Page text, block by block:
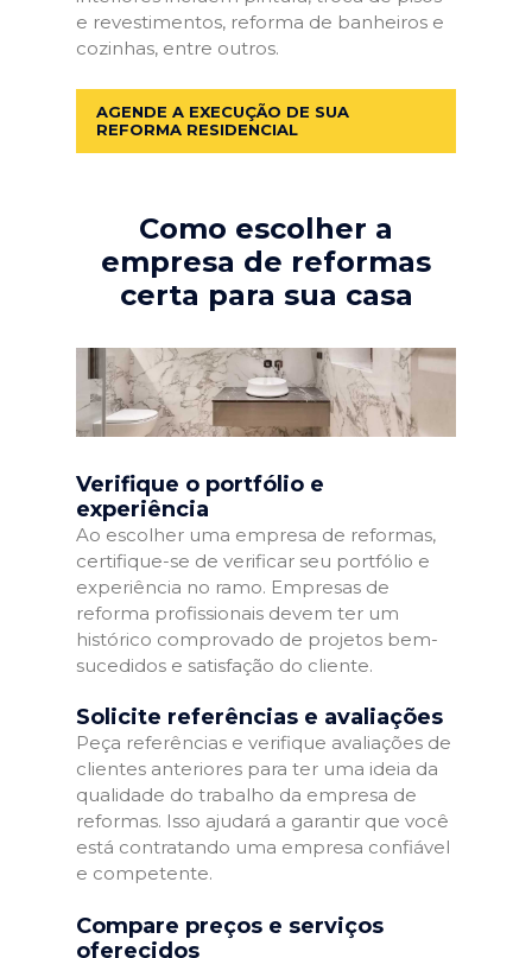
e revestimentos, reforma de banheiros e
cozinhas, entre outros.
AGENDE A EXECUÇÃO DE SUA
REFORMA RESIDENCIAL
Como escolher a
empresa de reformas
certa para sua casa
Verifique o portfólio e
experiência
Ao escolher uma empresa de reformas,
certifique-se de verificar seu portfólio e
experiência no ramo. Empresas de
reforma profissionais devem ter um
histórico comprovado de projetos bem-
sucedidos e satisfação do cliente.
Solicite referências e avaliações
Peça referências e verifique avaliações de
clientes anteriores para ter uma ideia da
qualidade do trabalho da empresa de
reformas. Isso ajudará a garantir que você
está contratando uma empresa confiável
e competente.
Compare preços e serviços
oferecidos